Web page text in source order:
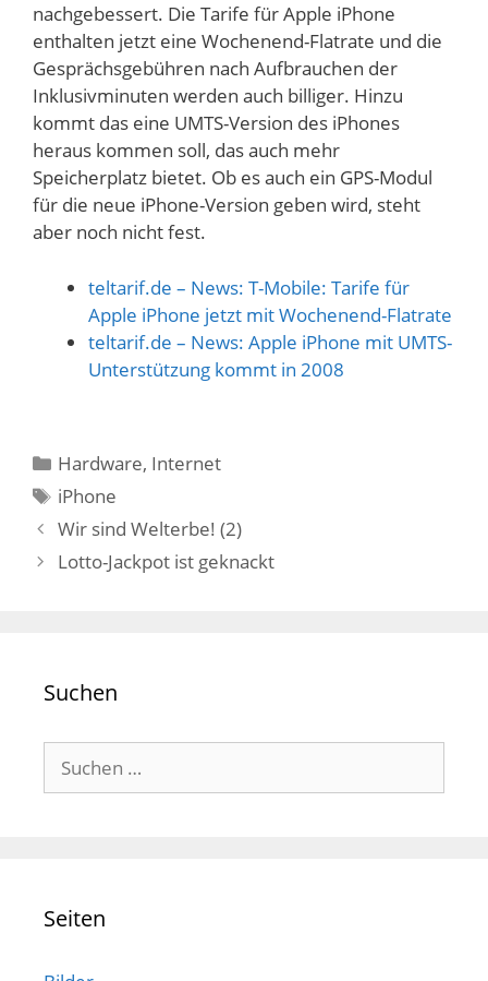
nachgebessert. Die Tarife für Apple iPhone
enthalten jetzt eine Wochenend-Flatrate und die
Gesprächsgebühren nach Aufbrauchen der
Inklusivminuten werden auch billiger. Hinzu
kommt das eine UMTS-Version des iPhones
heraus kommen soll, das auch mehr
Speicherplatz bietet. Ob es auch ein GPS-Modul
für die neue iPhone-Version geben wird, steht
aber noch nicht fest.
teltarif.de – News: T-Mobile: Tarife für
Apple iPhone jetzt mit Wochenend-Flatrate
teltarif.de – News: Apple iPhone mit UMTS-
Unterstützung kommt in 2008
Kategorien
Hardware, Internet
Schlagwörter
iPhone
Wir sind Welterbe! (2)
Lotto-Jackpot ist geknackt
Suchen
Suchen
nach:
Seiten